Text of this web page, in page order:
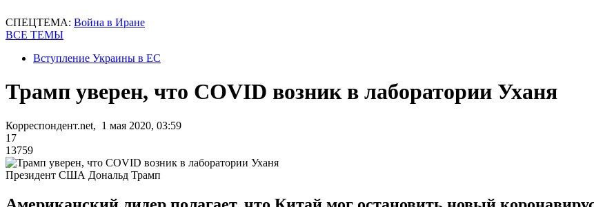
СПЕЦТЕМА: Война в Иране
ВСЕ ТЕМЫ
Вступление Украины в ЕС
Трамп уверен, что COVID возник в лаборатории Уханя
Корреспондент.net, 1 мая 2020, 03:59
17
13759
Президент США Дональд Трамп